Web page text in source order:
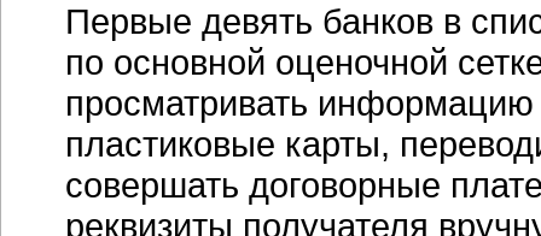
Первые девять банков в
по основной оценочной
просматривать информацию
пластиковые карты,
совершать договорные
реквизиты получателя